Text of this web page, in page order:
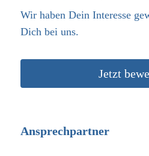
Wir haben Dein Interesse
Dich bei uns.
Jetzt
Ansprechpartner